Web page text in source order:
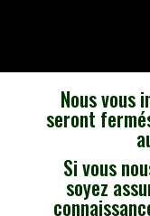
Nous vous
seront
Si vous
soyez